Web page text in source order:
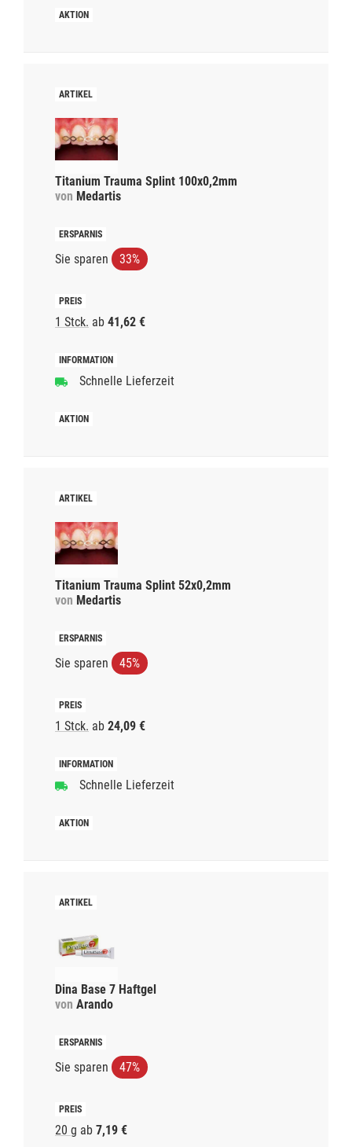
Titanium Trauma Splint 100x0,2mm
von Medartis
Sie sparen 33%
1 Stck. ab 41,62 €
Schnelle Lieferzeit
Titanium Trauma Splint 52x0,2mm
von Medartis
Sie sparen 45%
1 Stck. ab 24,09 €
Schnelle Lieferzeit
Dina Base 7 Haftgel
von Arando
Sie sparen 47%
20 g ab 7,19 €